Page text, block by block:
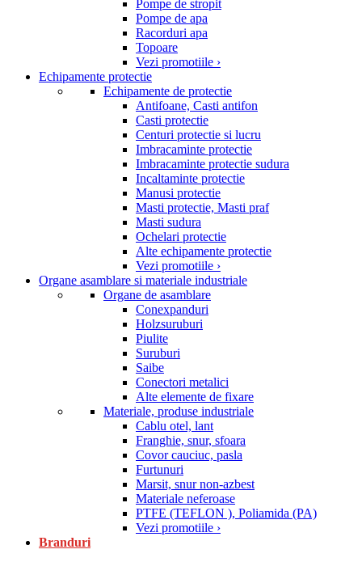
Pompe de stropit
Pompe de apa
Racorduri apa
Topoare
Vezi promotiile ›
Echipamente protectie
Echipamente de protectie
Antifoane, Casti antifon
Casti protectie
Centuri protectie si lucru
Imbracaminte protectie
Imbracaminte protectie sudura
Incaltaminte protectie
Manusi protectie
Masti protectie, Masti praf
Masti sudura
Ochelari protectie
Alte echipamente protectie
Vezi promotiile ›
Organe asamblare si materiale industriale
Organe de asamblare
Conexpanduri
Holzsuruburi
Piulite
Suruburi
Saibe
Conectori metalici
Alte elemente de fixare
Materiale, produse industriale
Cablu otel, lant
Franghie, snur, sfoara
Covor cauciuc, pasla
Furtunuri
Marsit, snur non-azbest
Materiale neferoase
PTFE (TEFLON ), Poliamida (PA)
Vezi promotiile ›
Branduri